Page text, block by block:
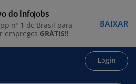
Login
do Infojobs
nº 1 do Brasil para
empregos GRÁTIS!!
BAIXAR